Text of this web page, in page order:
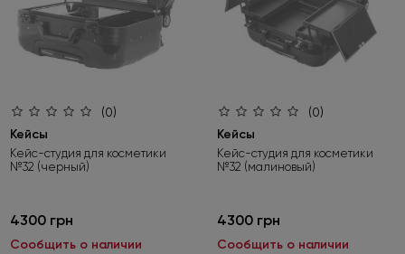
(0)
Кейсы
Кейс-студия для косметики
№32 (черный)
4300 грн
Сообщить о наличии
(0)
Кейсы
Кейс-студия для косметики
№32 (малиновый)
4300 грн
Сообщить о наличии